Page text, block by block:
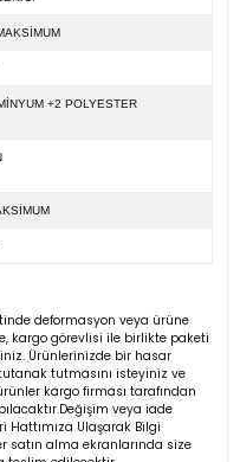
+2 POLYESTER
deformasyon veya ürüne
kargo görevlisi ile birlikte paketi
Ürünlerinizde bir hasar
tutmasını isteyiniz ve
kargo firması tarafından
veya iade
Ulaşarak Bilgi
satın alma ekranlarında size